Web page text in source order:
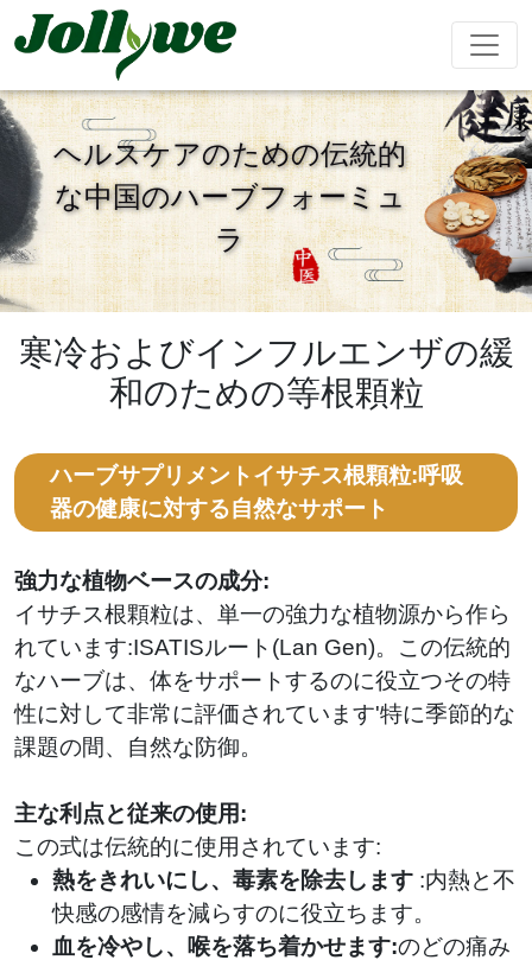
便秘緩和 減量食事
美容サプリ
メント
免疫力を高
める
精欲増強男
性
錠剤 カプセル 粉末飲料
液体飲料 ティーバッグ グミ
ヘルスケアのための伝統的
な中国のハーブフォーミュ
ラ
寒冷およびインフルエンザの緩
和のための等根顆粒
ハーブサプリメントイサチス根顆粒:呼吸
器の健康に対する自然なサポート
強力な植物ベースの成分:
イサチス根顆粒は、単一の強力な植物源から作ら
れています:ISATISルート(Lan Gen)。この伝統的
なハーブは、体をサポートするのに役立つその特
性に対して非常に評価されています'特に季節的な
課題の間、自然な防御。
主な利点と従来の使用:
この式は伝統的に使用されています:
熱をきれいにし、毒素を除去します :内熱と不
快感の感情を減らすのに役立ちます。
血を冷やし、喉を落ち着かせます:のどの痛み